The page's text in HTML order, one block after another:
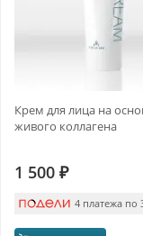
Крем для лица на
живого коллагена
1 500 ₽
4 платежа по